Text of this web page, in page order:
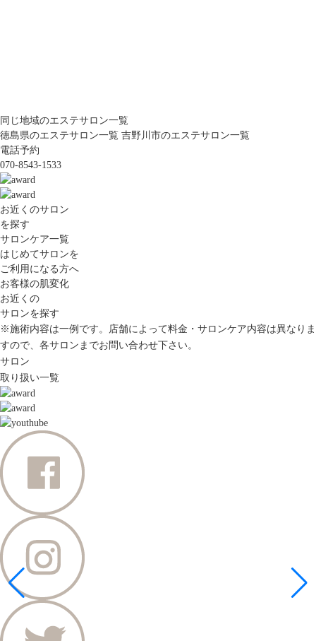
同じ地域のエステサロン一覧
徳島県のエステサロン一覧 吉野川市のエステサロン一覧
電話予約
070-8543-1533
お近くのサロン
を探す
サロンケア一覧
はじめてサロンを
ご利用になる方へ
お客様の肌変化
お近くの
サロンを探す
※施術内容は一例です。店舗によって料金・サロンケア内容は異なりま
すので、各サロンまでお問い合わせ下さい。
サロン
取り扱い一覧